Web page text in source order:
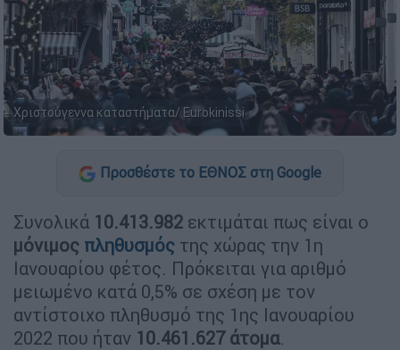
Χριστούγεννα καταστήματα/ Eurokinissi
Προσθέστε το ΕΘΝΟΣ στη Google
Συνολικά 10.413.982 εκτιμάται πως είναι ο
μόνιμος πληθυσμός της χώρας την 1η
Ιανουαρίου φέτος. Πρόκειται για αριθμό
μειωμένο κατά 0,5% σε σχέση με τον
αντίστοιχο πληθυσμό της 1ης Ιανουαρίου
2022 που ήταν 10.461.627 άτομα.